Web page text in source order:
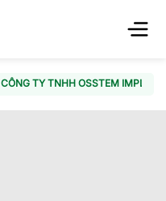
CÔNG TY TNHH OSSTEM